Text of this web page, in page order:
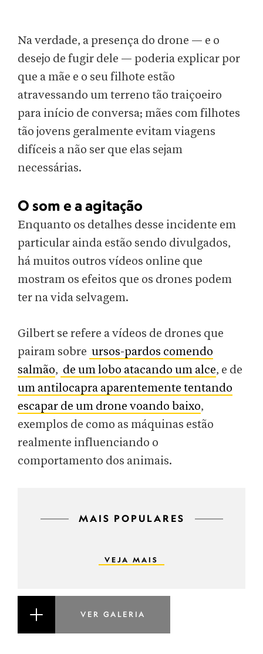
Na verdade, a presença do drone — e o
desejo de fugir dele — poderia explicar por
que a mãe e o seu filhote estão
atravessando um terreno tão traiçoeiro
para início de conversa; mães com filhotes
tão jovens geralmente evitam viagens
difíceis a não ser que elas sejam
necessárias.
O som e a agitação
Enquanto os detalhes desse incidente em
particular ainda estão sendo divulgados,
há muitos outros vídeos online que
mostram os efeitos que os drones podem
ter na vida selvagem.
Gilbert se refere a vídeos de drones que
pairam sobre ursos-pardos comendo
salmão, de um lobo atacando um alce, e de
um antilocapra aparentemente tentando
escapar de um drone voando baixo,
exemplos de como as máquinas estão
realmente influenciando o
comportamento dos animais.
MAIS POPULARES
VEJA MAIS
VER GALERIA